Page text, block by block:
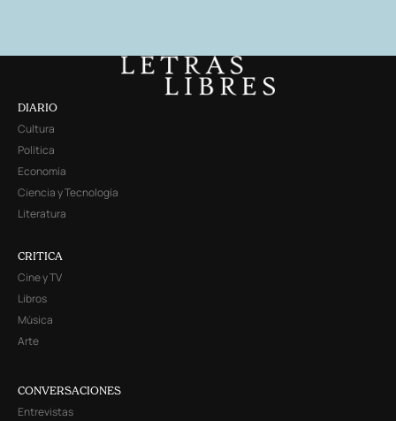
DIARIO
Cultura
Política
Economía
Ciencia y Tecnología
Literatura
CRITICA
Cine y TV
Libros
Música
Arte
CONVERSACIONES
Entrevistas